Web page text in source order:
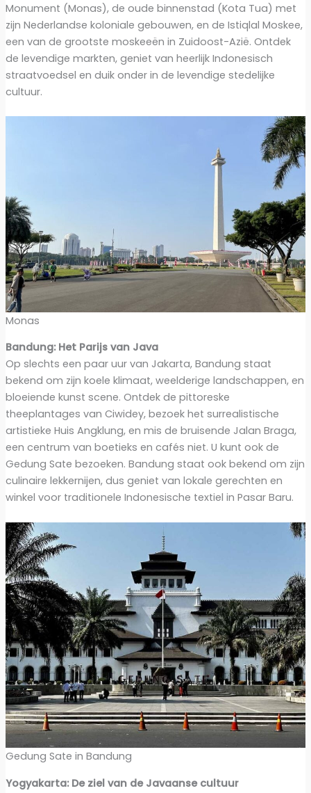
Monument (Monas), de oude binnenstad (Kota Tua) met
zijn Nederlandse koloniale gebouwen, en de Istiqlal Moskee,
een van de grootste moskeeën in Zuidoost-Azië. Ontdek
de levendige markten, geniet van heerlijk Indonesisch
straatvoedsel en duik onder in de levendige stedelijke
cultuur.
Monas
Bandung: Het Parijs van Java
Op slechts een paar uur van Jakarta, Bandung staat
bekend om zijn koele klimaat, weelderige landschappen, en
bloeiende kunst scene. Ontdek de pittoreske
theeplantages van Ciwidey, bezoek het surrealistische
artistieke Huis Angklung, en mis de bruisende Jalan Braga,
een centrum van boetieks en cafés niet. U kunt ook de
Gedung Sate bezoeken. Bandung staat ook bekend om zijn
culinaire lekkernijen, dus geniet van lokale gerechten en
winkel voor traditionele Indonesische textiel in Pasar Baru.
Gedung Sate in Bandung
Yogyakarta: De ziel van de Javaanse cultuur